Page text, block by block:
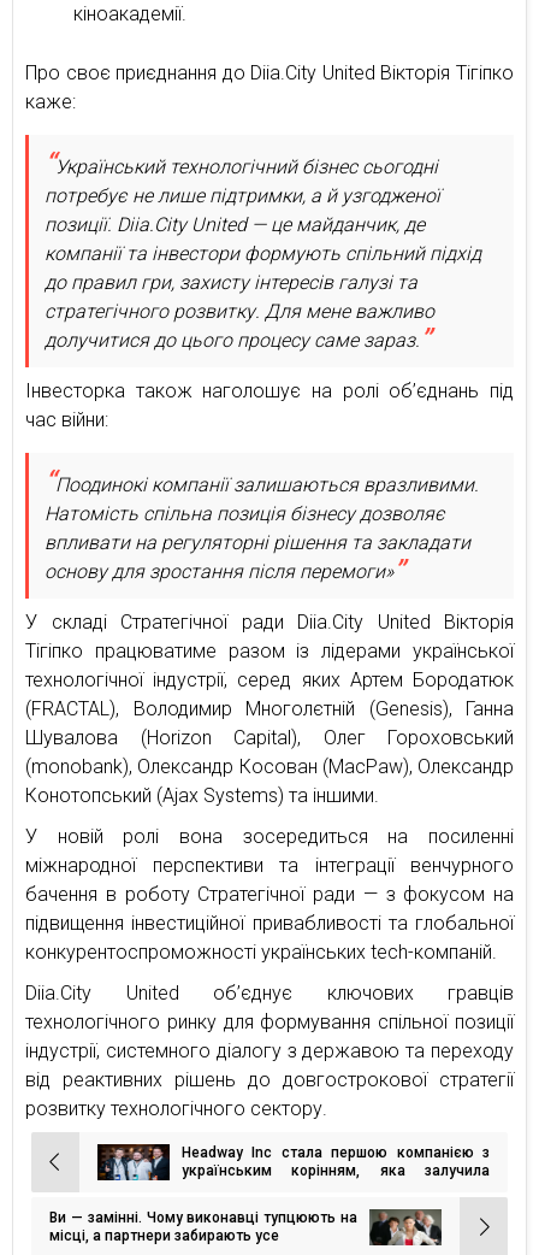
кіноакадемії.
Про своє приєднання до Diia.City United Вікторія Тігіпко
каже:
Український технологічний бізнес сьогодні
потребує не лише підтримки, а й узгодженої
позиції. Diia.City United — це майданчик, де
компанії та інвестори формують спільний підхід
до правил гри, захисту інтересів галузі та
стратегічного розвитку. Для мене важливо
долучитися до цього процесу саме зараз.
Інвесторка також наголошує на ролі об’єднань під
час війни:
Поодинокі компанії залишаються вразливими.
Натомість спільна позиція бізнесу дозволяє
впливати на регуляторні рішення та закладати
основу для зростання після перемоги»
У складі Стратегічної ради Diia.City United Вікторія
Тігіпко працюватиме разом із лідерами української
технологічної індустрії, серед яких Артем Бородатюк
(FRACTAL), Володимир Многолєтній (Genesis), Ганна
Шувалова (Horizon Capital), Олег Гороховський
(monobank), Олександр Косован (MacPaw), Олександр
Конотопський (Ajax Systems) та іншими.
У новій ролі вона зосередиться на посиленні
міжнародної перспективи та інтеграції венчурного
бачення в роботу Стратегічної ради — з фокусом на
підвищення інвестиційної привабливості та глобальної
конкурентоспроможності українських tech-компаній.
Diia.City United об’єднує ключових гравців
технологічного ринку для формування спільної позиції
індустрії, системного діалогу з державою та переходу
від реактивних рішень до довгострокової стратегії
розвитку технологічного сектору.
Навігація
записів
Headway Inc стала першою компанією з
українським корінням, яка залучила
Ви — замінні. Чому виконавці тупцюють на
місці, а партнери забирають усе